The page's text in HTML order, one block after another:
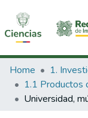
Communities &
All of DSpace
Home